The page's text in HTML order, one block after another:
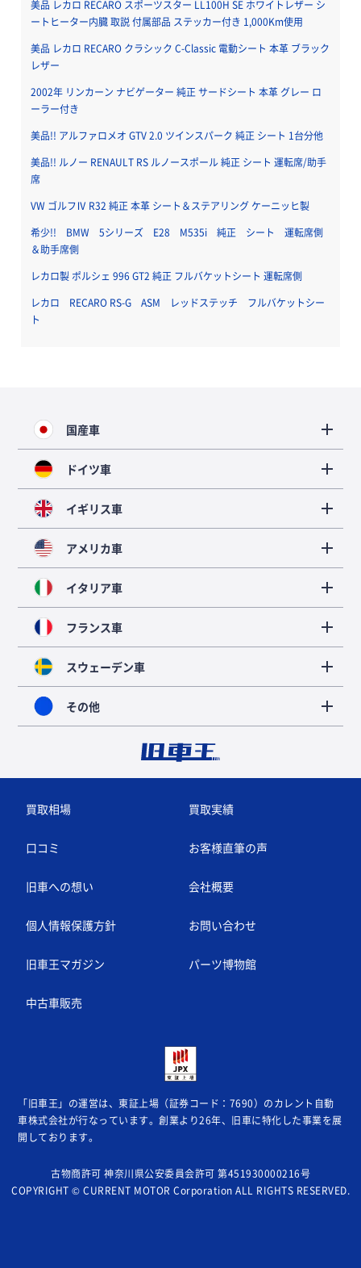
美品 レカロ RECARO スポーツスター LL100H SE ホワイトレザー シ
ートヒーター内臓 取説 付属部品 ステッカー付き 1,000Km使用
美品 レカロ RECARO クラシック C-Classic 電動シート 本革 ブラック
レザー
2002年 リンカーン ナビゲーター 純正 サードシート 本革 グレー ロ
ーラー付き
美品!! アルファロメオ GTV 2.0 ツインスパーク 純正 シート 1台分他
美品!! ルノー RENAULT RS ルノースポール 純正 シート 運転席/助手
席
VW ゴルフⅣ R32 純正 本革 シート＆ステアリング ケーニッヒ製
希少!! BMW 5シリーズ E28 M535i 純正 シート 運転席側
＆助手席側
レカロ製 ポルシェ 996 GT2 純正 フルバケットシート 運転席側
レカロ RECARO RS-G ASM レッドステッチ フルバケットシー
ト
国産車
ドイツ車
イギリス車
アメリカ車
イタリア車
フランス車
スウェーデン車
その他
買取相場 買取実績
口コミ お客様直筆の声
旧車への想い 会社概要
個人情報保護方針 お問い合わせ
旧車王マガジン パーツ博物館
中古車販売
「旧車王」の運営は、東証上場（証券コード：7690）のカレント自動
車株式会社が行なっています。創業より26年、旧車に特化した事業を展
開しております。
古物商許可 神奈川県公安委員会許可 第451930000216号
COPYRIGHT © CURRENT MOTOR Corporation ALL RIGHTS RESERVED.